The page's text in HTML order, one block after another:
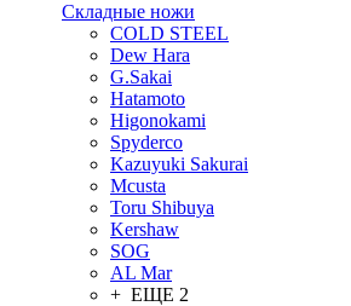
Складные ножи
COLD STEEL
Dew Hara
G.Sakai
Hatamoto
Higonokami
Spyderco
Kazuyuki Sakurai
Mcusta
Toru Shibuya
Kershaw
SOG
AL Mar
+ ЕЩЕ 2